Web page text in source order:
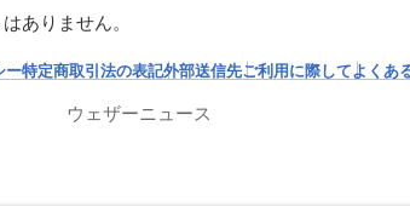
ありません。
ー特定商取引法の表記外部送信先ご利用に際してよくあ
ウェザーニュース